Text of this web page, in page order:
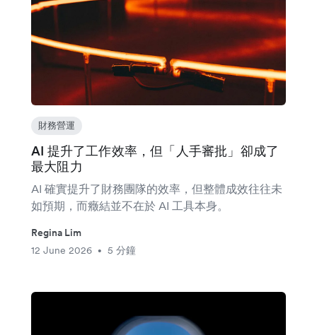
財務營運
AI 提升了工作效率，但「人手審批」卻成了
最大阻力
AI 確實提升了財務團隊的效率，但整體成效往往未
如預期，而癥結並不在於 AI 工具本身。
Regina Lim
12 June 2026
• 5 分鐘